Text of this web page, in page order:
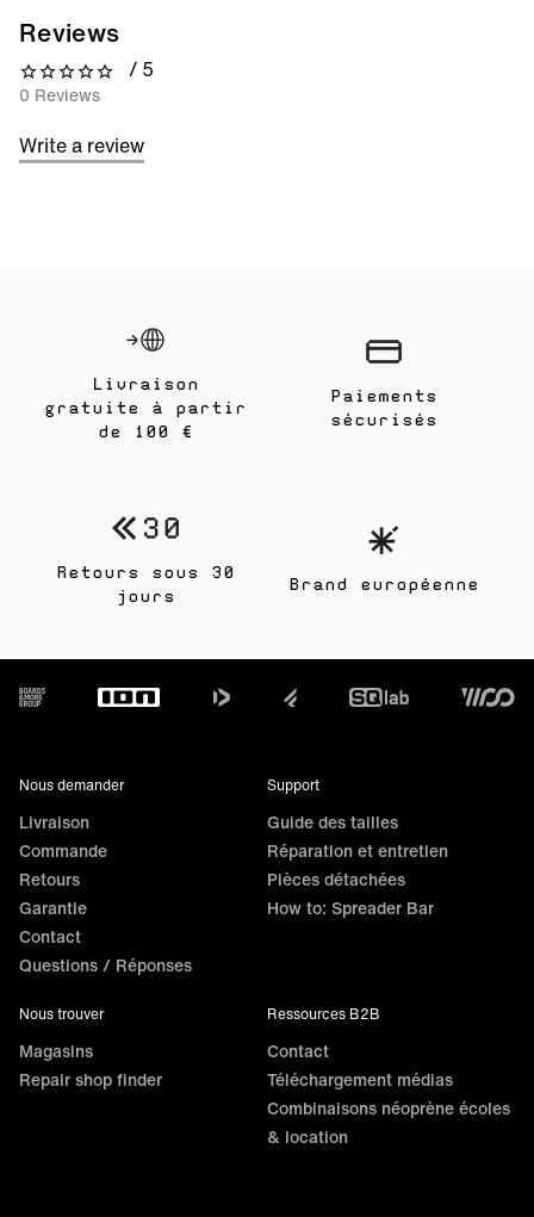
Reviews
0 out of 5 stars
/ 5
0 Reviews
Write a review
Livraison
gratuite à partir
de 100 €
Retours sous 30
jours
Paiements
sécurisés
Brand européenne
Footer
Nous demander
Livraison
Commande
Retours
Garantie
Contact
Questions / Réponses
Support
Guide des tailles
Réparation et entretien
Pièces détachées
How to: Spreader Bar
Nous trouver
Magasins
Repair shop finder
Ressources B2B
Contact
Téléchargement médias
Combinaisons néoprène écoles
& location